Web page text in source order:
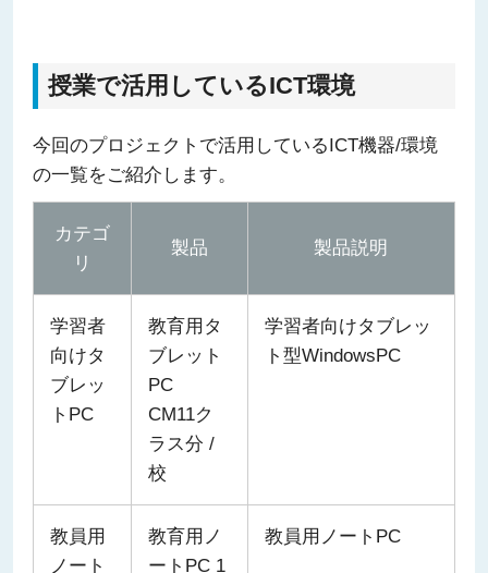
授業で活用しているICT環境
今回のプロジェクトで活用しているICT機器/環境
の一覧をご紹介します。
カテゴ
リ
製品 製品説明
学習者
向けタ
ブレッ
トPC
教育用タ
ブレット
PC
CM11ク
ラス分 /
校
学習者向けタブレッ
ト型WindowsPC
教員用
ノート
教育用ノ
ートPC 1
教員用ノートPC